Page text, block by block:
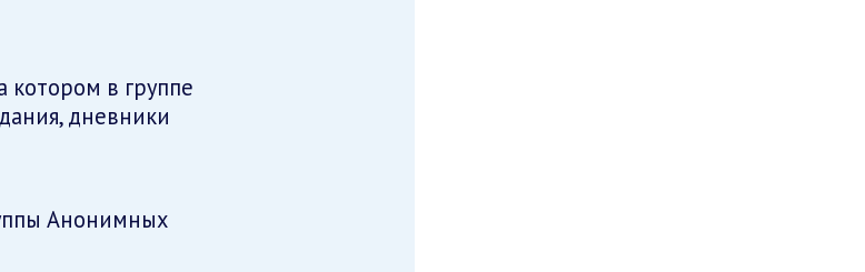
котором в группе
дневники
Анонимных